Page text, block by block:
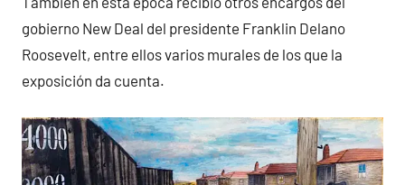
gobierno New Deal del presidente Franklin Delano
Roosevelt, entre ellos varios murales de los que la
exposición da cuenta.